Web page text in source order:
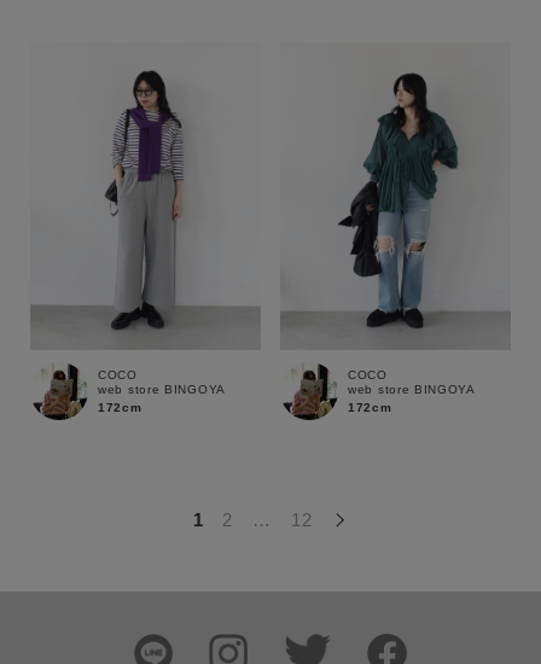
COCO
web store BINGOYA
172cm
COCO
web store BINGOYA
172cm
1 2 … 12